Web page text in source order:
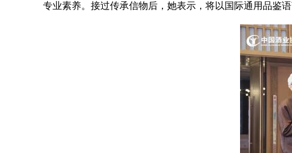
专业素养。接过传承信物后，她表示，将以国际通用品鉴